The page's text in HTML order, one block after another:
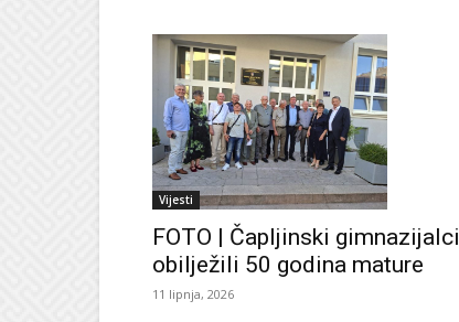
Vijesti
FOTO | Čapljinski gimnazijalci
obilježili 50 godina mature
11 lipnja, 2026